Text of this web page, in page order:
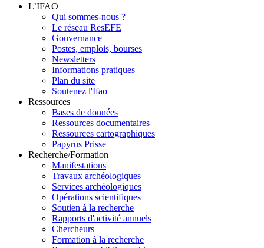
L’IFAO
Qui sommes-nous ?
Le réseau ResEFE
Gouvernance
Postes, emplois, bourses
Newsletters
Informations pratiques
Plan du site
Soutenez l'Ifao
Ressources
Bases de données
Ressources documentaires
Ressources cartographiques
Papyrus Prisse
Recherche/Formation
Manifestations
Travaux archéologiques
Services archéologiques
Opérations scientifiques
Soutien à la recherche
Rapports d'activité annuels
Chercheurs
Formation à la recherche